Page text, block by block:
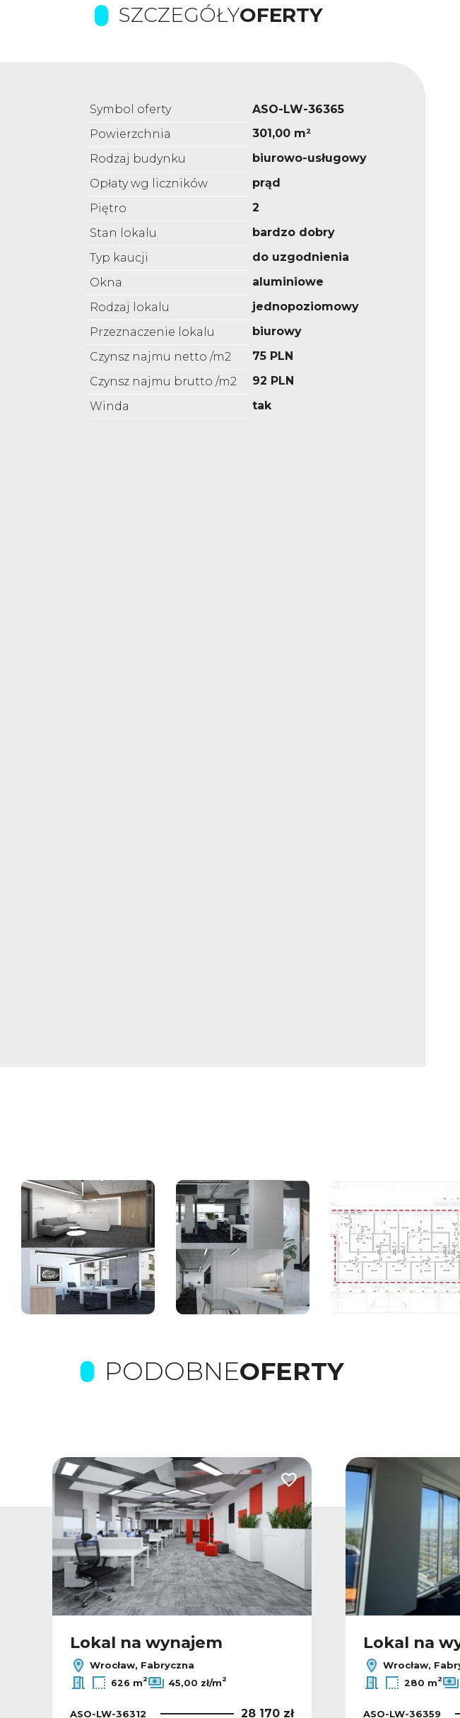
SZCZEGÓŁYOFERTY
Symbol oferty
ASO-LW-36365
Powierzchnia
301,00 m²
Rodzaj budynku
biurowo-usługowy
Opłaty wg liczników
prąd
Piętro
2
Stan lokalu
bardzo dobry
Typ kaucji
do uzgodnienia
Okna
aluminiowe
Rodzaj lokalu
jednopoziomowy
Przeznaczenie lokalu
biurowy
Czynsz najmu netto /m2
75 PLN
Czynsz najmu brutto /m2
92 PLN
Winda
tak
PODOBNEOFERTY
do ulubionych Dodaj do ulubionych
Lokal na wynajem
Wrocław, Fabryczna
626 m2 45,00 zł/m2
ASO-LW-36312 28 170 zł
Lokal na
Wrocław,
280 m2
ASO-LW-36359